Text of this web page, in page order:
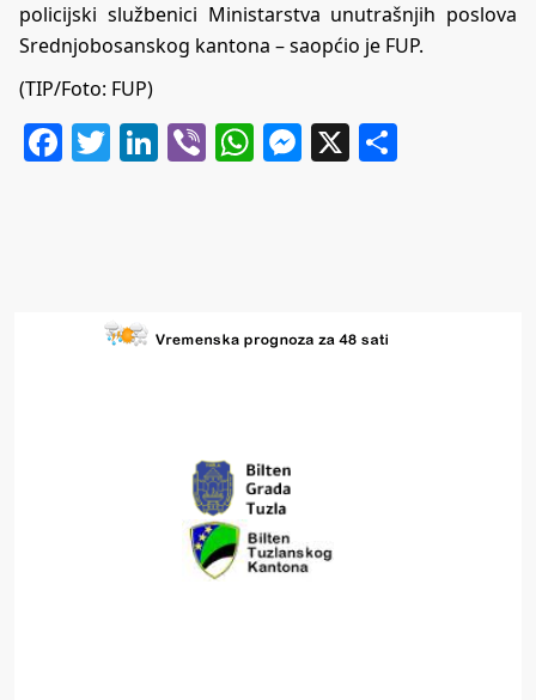
policijski službenici Ministarstva unutrašnjih poslova
Srednjobosanskog kantona – saopćio je FUP.
(TIP/Foto: FUP)
Facebook
Twitter
LinkedIn
ViberWhatsApp
Messenger
X